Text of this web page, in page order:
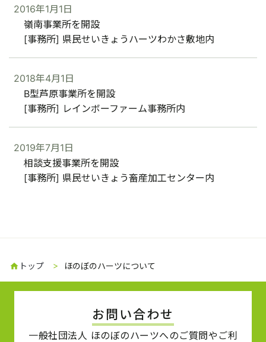
2016年1月1日
嶺南事業所を開設
[事務所] 県民せいきょうハーツわかさ敷地内
2018年4月1日
B型芦原事業所を開設
[事務所] レインボーファーム事務所内
2019年7月1日
相談支援事業所を開設
[事務所] 県民せいきょう畜産加工センター内
home トップ ほのぼのハーツについて
お問い合わせ
一般社団法人 ほのぼのハーツへのご質問やご利